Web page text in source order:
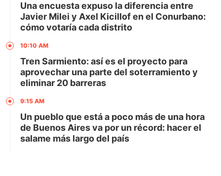
Una encuesta expuso la diferencia entre
Javier Milei y Axel Kicillof en el Conurbano:
cómo votaría cada distrito
10:10 AM
Tren Sarmiento: así es el proyecto para
aprovechar una parte del soterramiento y
eliminar 20 barreras
9:15 AM
Un pueblo que está a poco más de una hora
de Buenos Aires va por un récord: hacer el
salame más largo del país